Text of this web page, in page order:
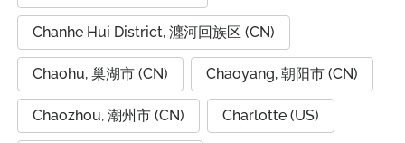
Chanhe Hui District, 瀍河回族区 (CN)
Chaohu, 巢湖市 (CN) Chaoyang, 朝阳市 (CN)
Chaozhou, 潮州市 (CN) Charlotte (US)